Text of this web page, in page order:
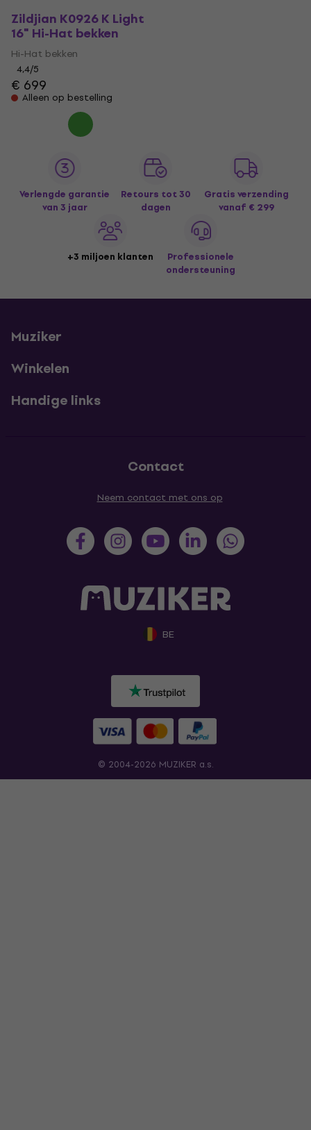
Zildjian K0926 K Light
16" Hi-Hat bekken
Hi-Hat bekken
4,4/5
€ 699
Alleen op bestelling
Verlengde garantie
van 3 jaar
Retours tot 30
dagen
Gratis verzending
vanaf € 299
+3 miljoen klanten
Professionele
ondersteuning
Muziker
Winkelen
Handige links
Contact
Neem contact met ons op
BE
© 2004-2026 MUZIKER a.s.